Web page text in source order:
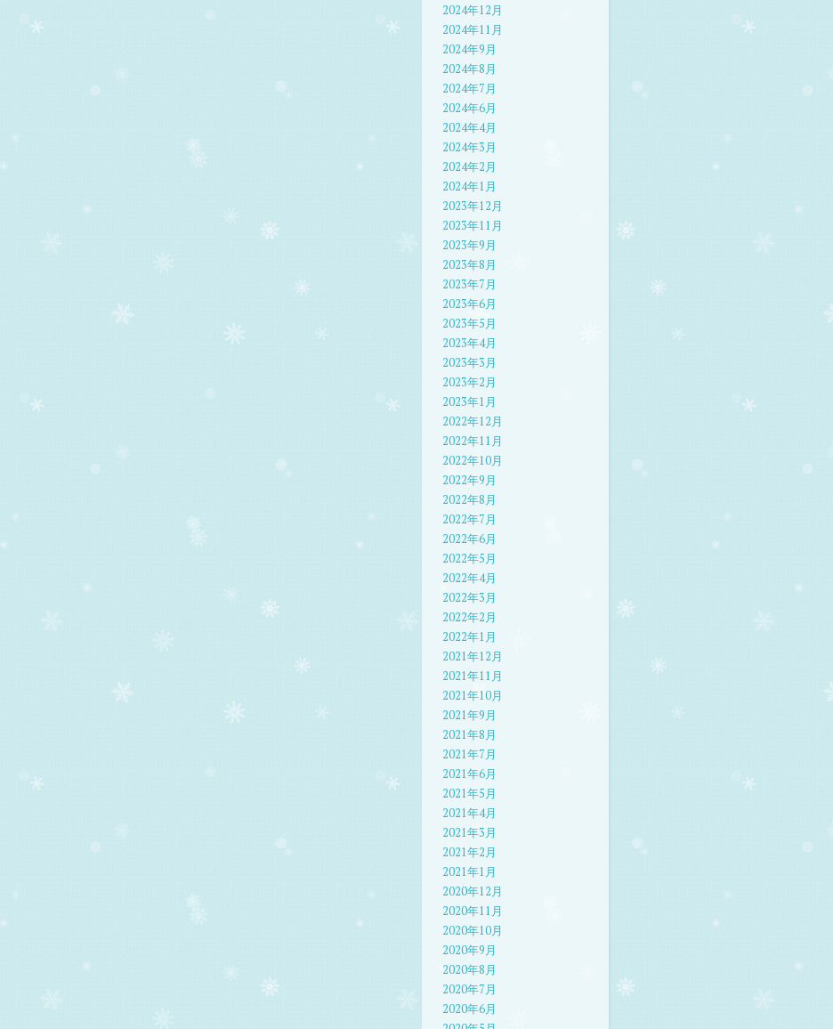
2024年12月
2024年11月
2024年9月
2024年8月
2024年7月
2024年6月
2024年4月
2024年3月
2024年2月
2024年1月
2023年12月
2023年11月
2023年9月
2023年8月
2023年7月
2023年6月
2023年5月
2023年4月
2023年3月
2023年2月
2023年1月
2022年12月
2022年11月
2022年10月
2022年9月
2022年8月
2022年7月
2022年6月
2022年5月
2022年4月
2022年3月
2022年2月
2022年1月
2021年12月
2021年11月
2021年10月
2021年9月
2021年8月
2021年7月
2021年6月
2021年5月
2021年4月
2021年3月
2021年2月
2021年1月
2020年12月
2020年11月
2020年10月
2020年9月
2020年8月
2020年7月
2020年6月